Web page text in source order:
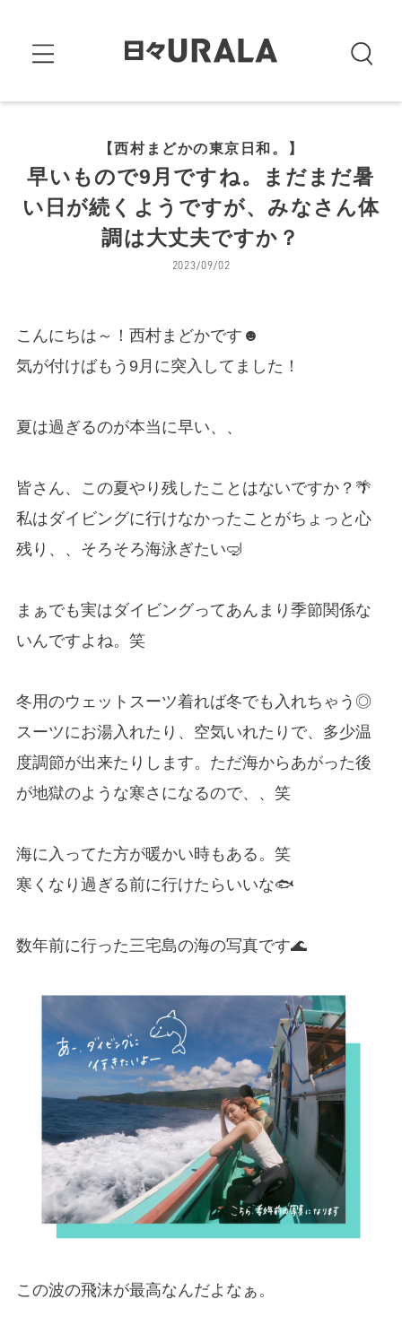
【西村まどかの東京日和。】
早いもので9月ですね。まだまだ暑
い日が続くようですが、みなさん体
調は大丈夫ですか？
2023/09/02
こんにちは～！西村まどかです☻
気が付けばもう9月に突入してました！
夏は過ぎるのが本当に早い、、
皆さん、この夏やり残したことはないですか？🌴
私はダイビングに行けなかったことがちょっと心
残り、、そろそろ海泳ぎたい🤿
まぁでも実はダイビングってあんまり季節関係な
いんですよね。笑
冬用のウェットスーツ着れば冬でも入れちゃう◎
スーツにお湯入れたり、空気いれたりで、多少温
度調節が出来たりします。ただ海からあがった後
が地獄のような寒さになるので、、笑
海に入ってた方が暖かい時もある。笑
寒くなり過ぎる前に行けたらいいな🐟
数年前に行った三宅島の海の写真です🌊
この波の飛沫が最高なんだよなぁ。